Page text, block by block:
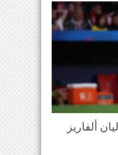
ألفاريز